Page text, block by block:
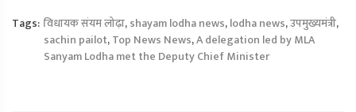
Tags: विधायक संयम लोढ़ा,shayam lodha news,lodha news,उपमुख्यमंत्री,
sachin pailot,Top News News,A delegation led by MLA
Sanyam Lodha met the Deputy Chief Minister